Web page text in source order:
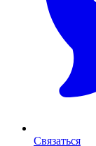
Связаться